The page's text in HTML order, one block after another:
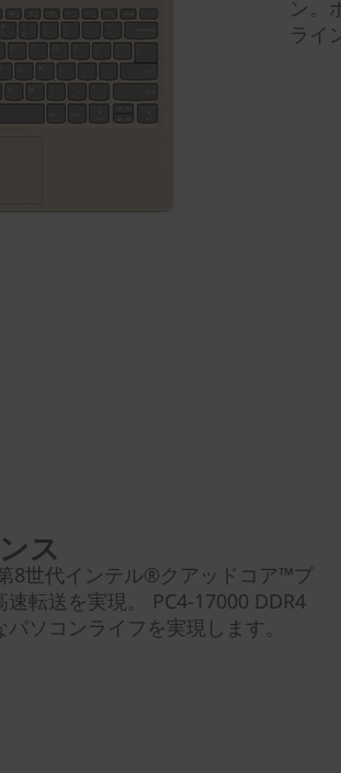
ン。
ライ
ス
8世代インテル®クアッドコア™プ
転送を実現。 PC4-17000 DDR4
ソコンライフを実現します。